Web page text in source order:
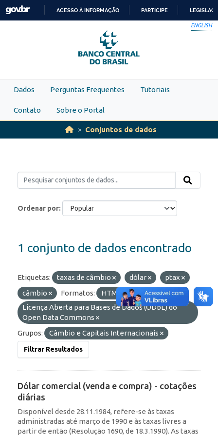
Skip to main content
PARA
O
CONTEÚDO
ACESSO À INFORMAÇÃO PARTICIPE
ENGLISH
Dados Perguntas Frequentes Tutoriais
Contato Sobre o Portal
Conjuntos de dados
Ordenar por
1 conjunto de dados encontrado
Etiquetas: taxas de câmbio dólar
ptax
câmbio
Formatos: HTML
Licenças:
Licença Aberta para Bases de Dados (ODbL) do
Open Data Commons
Grupos:
Câmbio e Capitais Internacionais
Filtrar Resultados
Dólar comercial (venda e compra) - cotações
diárias
Disponível desde 28.11.1984, refere-se às taxas
administradas até março de 1990 e às taxas livres a
partir de então (Resolução 1690, de 18.3.1990). As taxas